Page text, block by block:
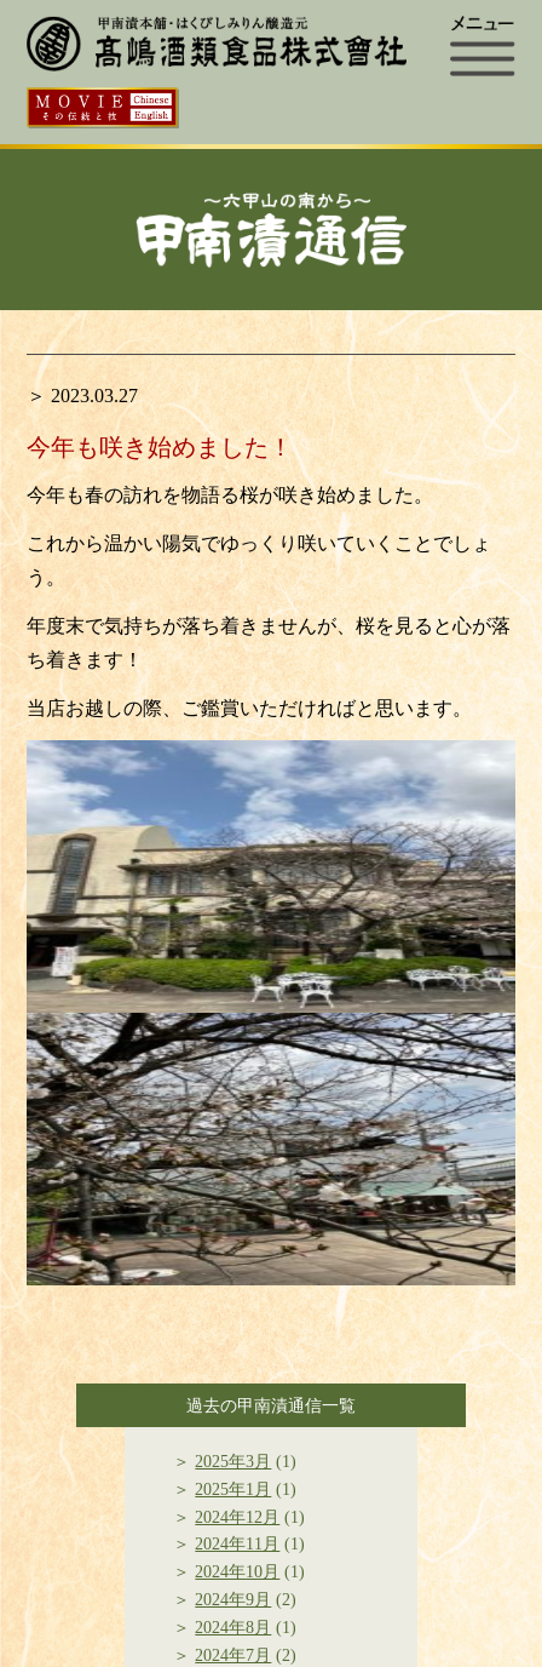
＞ 2023.03.27
今年も咲き始めました！
今年も春の訪れを物語る桜が咲き始めました。
これから温かい陽気でゆっくり咲いていくことでしょ
う。
年度末で気持ちが落ち着きませんが、桜を見ると心が落
ち着きます！
当店お越しの際、ご鑑賞いただければと思います。
過去の甲南漬通信一覧
2025年3月 (1)
2025年1月 (1)
2024年12月 (1)
2024年11月 (1)
2024年10月 (1)
2024年9月 (2)
2024年8月 (1)
2024年7月 (2)